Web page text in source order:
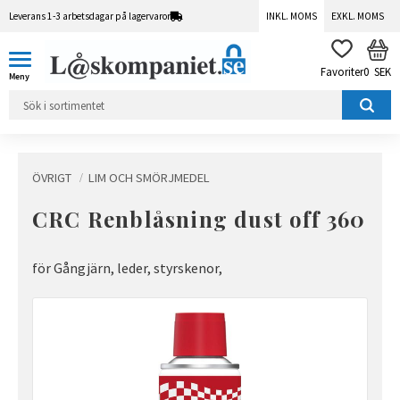
Leverans 1-3 arbetsdagar på lagervaror INKL. MOMS EXKL. MOMS
FAVORITER
0 SEK
ÖVRIGT LIM OCH SMÖRJMEDEL
CRC Renblåsning dust off 360
för Gångjärn, leder, styrskenor,